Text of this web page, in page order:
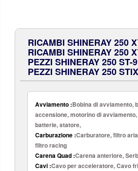
RICAMBI SHINERAY 250
RICAMBI SHINERAY 250
PEZZI SHINERAY 250 ST-
PEZZI SHINERAY 250
Avviamento :Bobina di avviamento,
accensione, motorino di
batterie, statore,
Carburazione :Carburatore, filtro
filtro racing
Carena Quad :Carena anteriore,
Cavi :Cavo per acceleratore, Cavo